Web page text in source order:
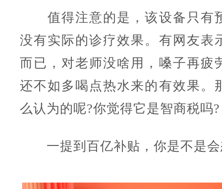
值得注意的是，该设备只有
没有实际的诊疗效果。有网友表
而已，对老师没啥用，嗓子再疲
还不如多喝点热水来的有效果。
么认为的呢?你觉得它是智商税吗?
一提到百亿补贴，你是不是会